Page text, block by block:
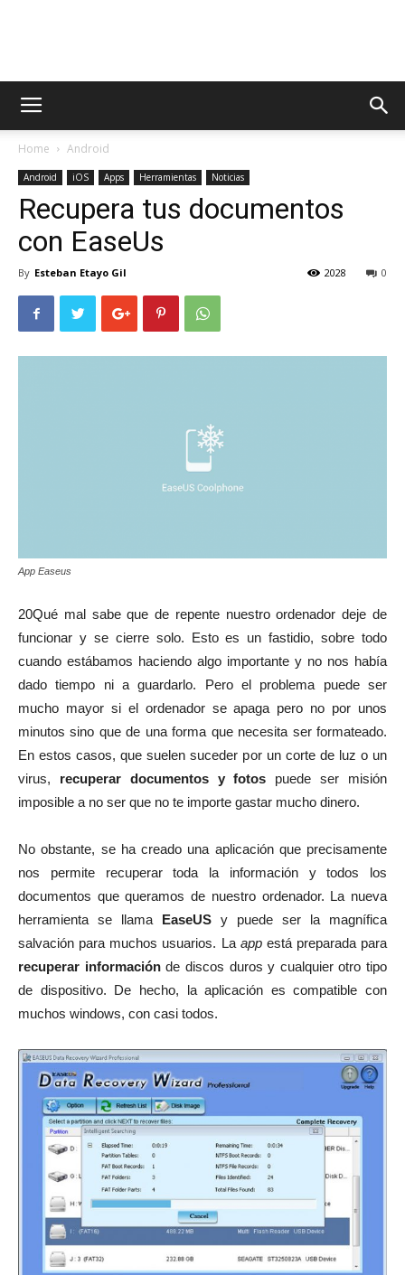
AppsTonic
Home Android
Android iOS Apps Herramientas Noticias
Recupera tus documentos
con EaseUs
By Esteban Etayo Gil 0
2028
App Easeus
20Qué mal sabe que de repente nuestro ordenador deje de
funcionar y se cierre solo. Esto es un fastidio, sobre todo
cuando estábamos haciendo algo importante y no nos había
dado tiempo ni a guardarlo. Pero el problema puede ser
mucho mayor si el ordenador se apaga pero no por unos
minutos sino que de una forma que necesita ser formateado.
En estos casos, que suelen suceder por un corte de luz o un
virus, recuperar documentos y fotos puede ser misión
imposible a no ser que no te importe gastar mucho dinero.
No obstante, se ha creado una aplicación que precisamente
nos permite recuperar toda la información y todos los
documentos que queramos de nuestro ordenador. La nueva
herramienta se llama EaseUS y puede ser la magnífica
salvación para muchos usuarios. La appestá preparada para
recuperar informaciónde discos duros y cualquier otro tipo
de dispositivo. De hecho, la aplicación es compatible con
muchos windows, con casi todos.